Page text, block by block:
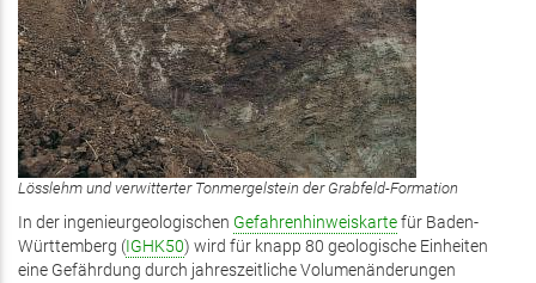
Lösslehm und verwitterter Tonmergelstein der Grabfeld-Formation
In der ingenieurgeologischen Gefahrenhinweiskartefür Baden-
Württemberg (IGHK50) wird für knapp 80 geologische Einheiten
eine Gefährdung durch jahreszeitliche Volumenänderungen